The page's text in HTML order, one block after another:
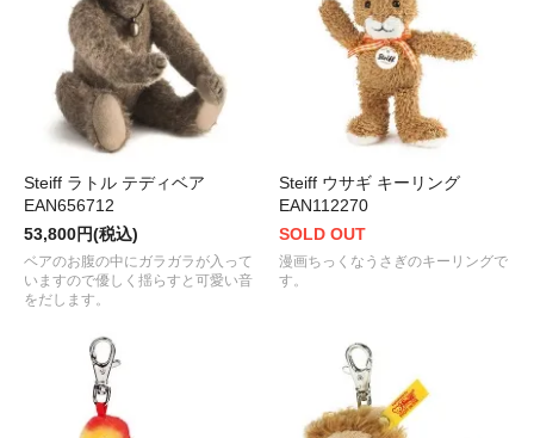
Steiff ラトル テディベア
EAN656712
53,800円(税込)
ベアのお腹の中にガラガラが入って
いますので優しく揺らすと可愛い音
をだします。
Steiff ウサギ キーリング
EAN112270
SOLD OUT
漫画ちっくなうさぎのキーリングで
す。